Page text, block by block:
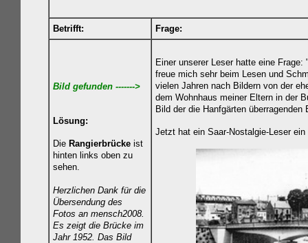
Betrifft: Frage:
Bild gefunden ------->
Lösung:
Die Rangierbrücke ist
hinten links oben zu
sehen.
Herzlichen Dank für die
Übersendung des
Fotos an mensch2008.
Es zeigt die Brücke im
Jahr 1952. Das Bild
Einer unserer Leser hatte eine
freue mich sehr beim Lesen und
vielen Jahren nach Bildern von der
dem Wohnhaus meiner Eltern in der
Bild der die Hanfgärten
Jetzt hat ein Saar-Nostalgie-Leser